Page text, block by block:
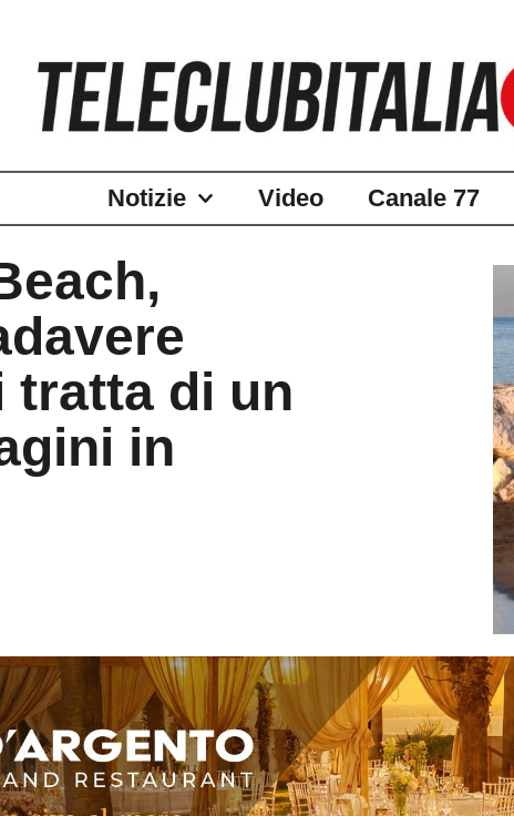
Notizie Video Canale 77
tratta di un
in